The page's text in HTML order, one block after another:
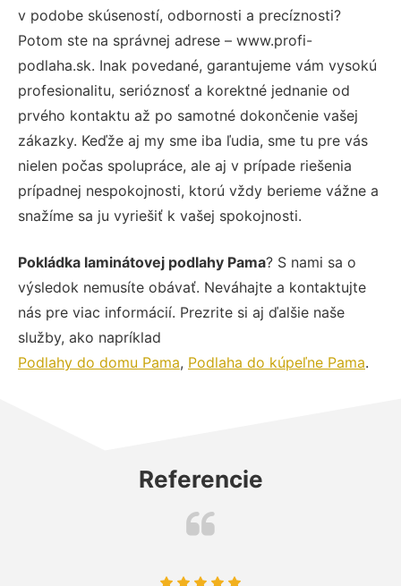
v podobe skúseností, odbornosti a precíznosti?
Potom ste na správnej adrese – www.profi-
podlaha.sk. Inak povedané, garantujeme vám vysokú
profesionalitu, serióznosť a korektné jednanie od
prvého kontaktu až po samotné dokončenie vašej
zákazky. Keďže aj my sme iba ľudia, sme tu pre vás
nielen počas spolupráce, ale aj v prípade riešenia
prípadnej nespokojnosti, ktorú vždy berieme vážne a
snažíme sa ju vyriešiť k vašej spokojnosti.
Pokládka laminátovej podlahy Pama? S nami sa o
výsledok nemusíte obávať. Neváhajte a kontaktujte
nás pre viac informácií. Prezrite si aj ďalšie naše
služby, ako napríklad
Podlahy do domu Pama, Podlaha do kúpeľne Pama.
Referencie